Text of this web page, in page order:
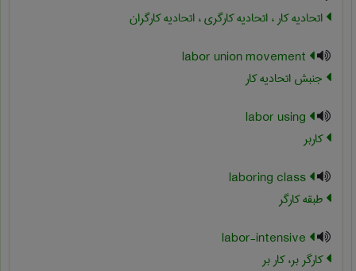
اتحادیه کار ، اتحادیه کارگری ، اتحادیه کارگران
جنبش اتحادیه کار
کاربر
طبقه کارگر
کارگر بر، کار بر